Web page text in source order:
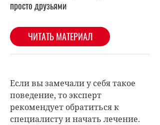
Если вы замечали у себя такое
поведение, то эксперт
рекомендует обратиться к
специалисту и начать лечение.